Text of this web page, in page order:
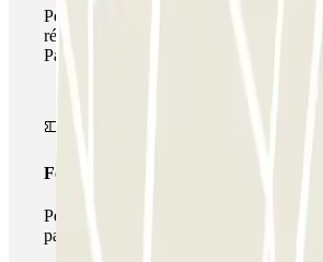
Pendant votre séjour, vous pouvez
réseau de parkings de cet opérateur
Parclick.
Forfait illimité
Pendant votre séjour, vous pouvez entrer
parking aussi souvent que vous le